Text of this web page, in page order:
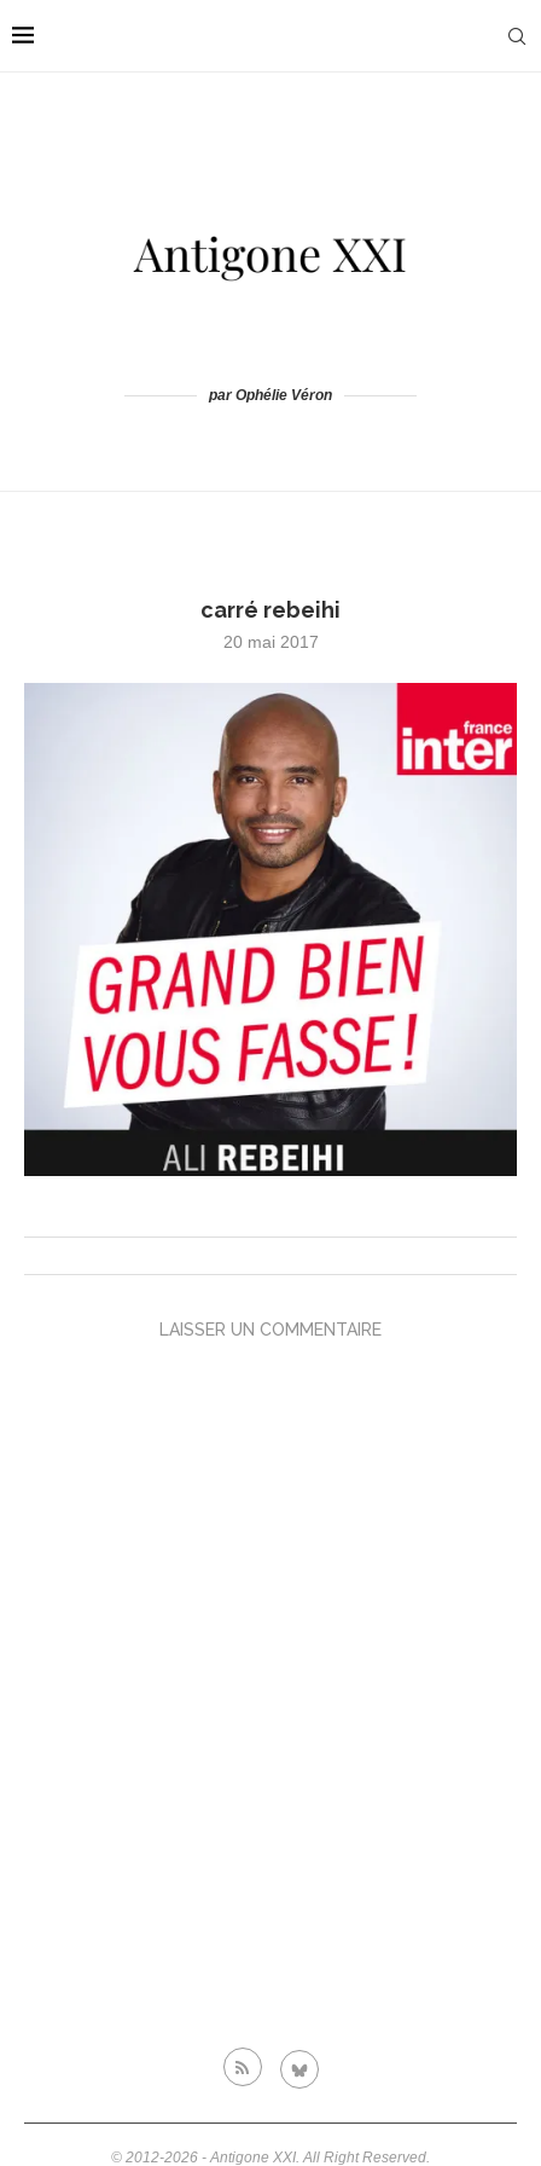
par Ophélie Véron
carré rebeihi
20 mai 2017
LAISSER UN COMMENTAIRE
© 2012-2026 - Antigone XXI. All Right Reserved.